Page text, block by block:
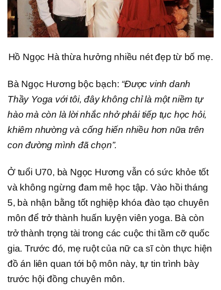
Hồ Ngọc Hà thừa hưởng nhiều nét đẹp từ bố mẹ.
Bà Ngọc Hương bộc bạch: “Được vinh danh
Thầy Yoga với tôi, đây không chỉ là một niềm tự
hào mà còn là lời nhắc nhở phải tiếp tục học hỏi,
khiêm nhường và cống hiến nhiều hơn nữa trên
con đường mình đã chọn”.
Ở tuổi U70, bà Ngọc Hương vẫn có sức khỏe tốt
và không ngừng đam mê học tập. Vào hồi tháng
5, bà nhận bằng tốt nghiệp khóa đào tạo chuyên
môn để trở thành huấn luyện viên yoga. Bà còn
trở thành trọng tài trong các cuộc thi tầm cỡ quốc
gia. Trước đó, mẹ ruột của nữ ca sĩ còn thực hiện
đồ án liên quan tới bộ môn này, tự tin trình bày
trước hội đồng chuyên môn.